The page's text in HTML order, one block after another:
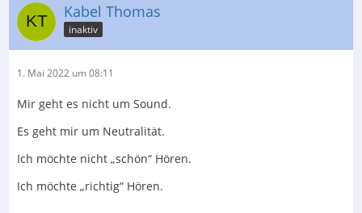
Kabel Thomas
inaktiv
1. Mai 2022 um 08:11
Mir geht es nicht um Sound.
Es geht mir um Neutralität.
Ich möchte nicht „schön“ Hören.
Ich möchte „richtig“ Hören.